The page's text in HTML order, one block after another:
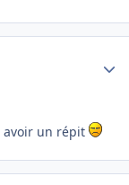
avoir un répit